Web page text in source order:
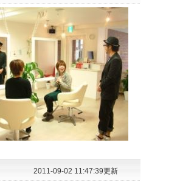
2011-09-02 11:47:39更新